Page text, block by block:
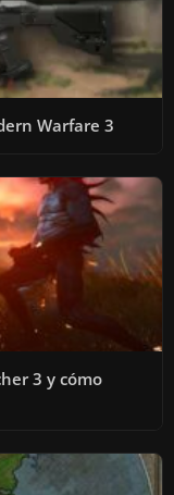
Warfare 3
3 y cómo